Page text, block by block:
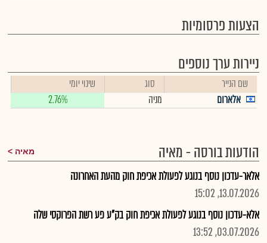
הצעות פרסומיות
ניירות ערך נוספים
שם הנייר סוג
שינוי יומי
אלארום
מניה 2.76%
הודעות בורסה - מאיה מאיה
אלאר-עדכון נוסף בנוגע לפעולת אכיפת חוק מהעת האחרונה
13.07.2026, 15:02
אלא-עדכון נוסף בנוגע לפעולת אכיפת חוק בק"ע פע רשת הפרוקסי שלה
03.07.2026, 13:52